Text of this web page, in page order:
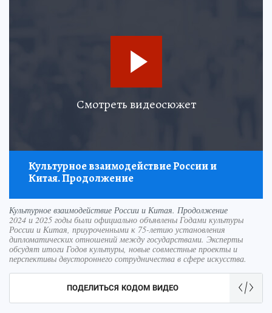
Смотреть видеосюжет
Культурное взаимодействие России и
Китая. Продолжение
Культурное взаимодействие России и Китая. Продолжение
2024 и 2025 годы были официально объявлены Годами культуры
России и Китая, приуроченными к 75-летию установления
дипломатических отношений между государствами. Эксперты
обсудят итоги Годов культуры, новые совместные проекты и
перспективы двустороннего сотрудничества в сфере искусства.
ПОДЕЛИТЬСЯ КОДОМ ВИДЕО